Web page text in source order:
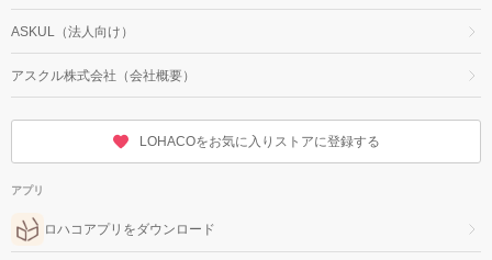
ASKUL（法人向け）
アスクル株式会社（会社概要）
LOHACOをお気に入りストアに登録する
アプリ
ロハコアプリをダウンロード